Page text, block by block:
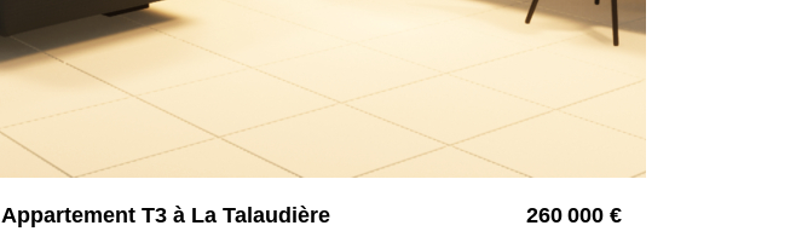
Appartement T3 à La Talaudière 260 000 €